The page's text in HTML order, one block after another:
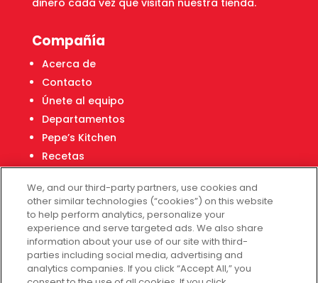
dinero cada vez que visitan nuestra tienda.
Compañía
Acerca de
Contacto
Únete al equipo
Departamentos
Pepe’s Kitchen
Recetas
Centro Financiero Fiesta
Servicio al cliente
Ayuda
We, and our third-party partners, use cookies and
other similar technologies (“cookies”) on this website
to help perform analytics, personalize your
experience and serve targeted ads. We also share
information about your use of our site with third-
parties including social media, advertising and
analytics companies. If you click “Accept All,” you